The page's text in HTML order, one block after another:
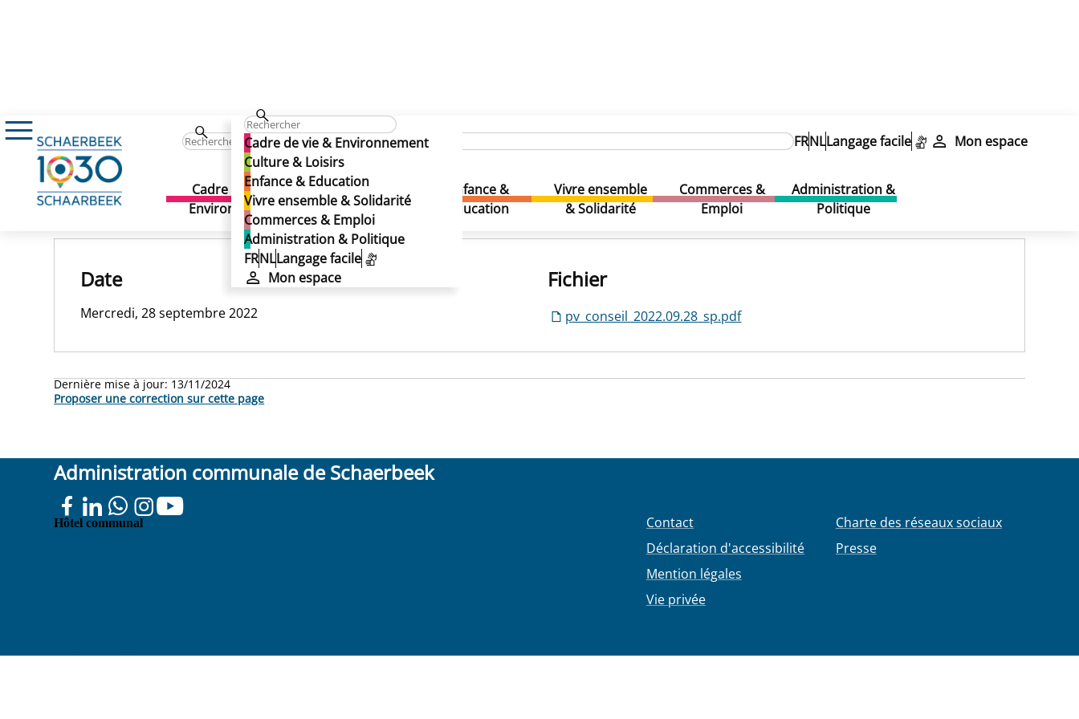
Cadre de vie & Environnement
Culture & Loisirs
Enfance & Education
Vivre ensemble & Solidarité
Commerces & Emploi
Administration & Politique
FRNLLangage facile
Mon espace
FRNLLangage facile Mon espace
Cadre de vie &
Environnement
Culture & Loisirs
Enfance &
Education
Vivre ensemble
& Solidarité
Commerces &
Emploi
Administration &
Politique
28/09/2022
28/09/2022
Publié le 13/11/2024
Date
Mercredi, 28 septembre 2022
Fichier
pv_conseil_2022.09.28_sp.pdf
Dernière mise à jour: 13/11/2024
Proposer une correction sur cette page
Administration communale de Schaerbeek
Hôtel communal
Contact
Déclaration d'accessibilité
Mention légales
Vie privée
Charte des réseaux sociaux
Presse